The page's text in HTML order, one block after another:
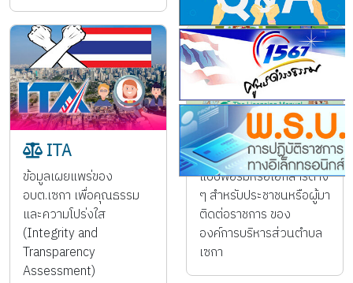
ITA
ข้อมูลเผยแพร่ของ
อบต.เซกา เพื่อคุณธรรม
และความโปร่งใส
(Integrity and
Transparency
Assessment)
คูู่มือประชาชน
แบบฟอร์มหรือเอกสารต่าง
ๆ สำหรับประชาชนหรือผู้มา
ติดต่อราชการ ของ
องค์การบริหารส่วนตำบล
เซกา